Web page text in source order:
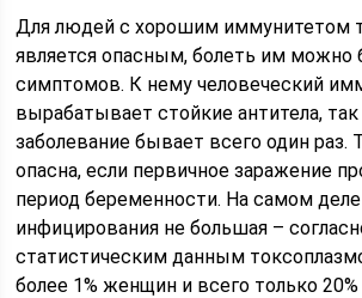
Для людей с хорошим иммунитетом
является опасным, болеть им можно
симптомов. К нему человеческий
вырабатывает стойкие антитела, так
заболевание бывает всего один раз.
опасна, если первичное заражение
период беременности. На самом
инфицирования не большая –
статистическим данным
более 1% женщин и всего только 20%